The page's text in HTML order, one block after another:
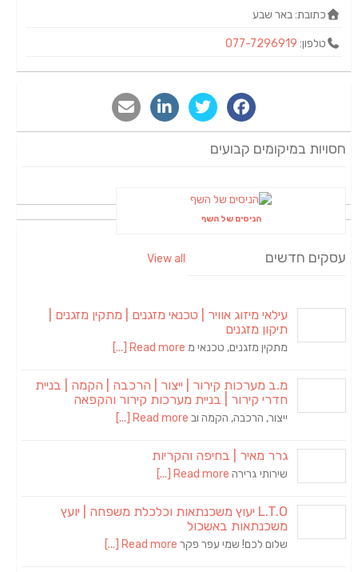
כתובת:באר שבע
טלפון: 077-7296919
חסויות במיקומים קבועים
הניסים של השף
עסקים חדשים View all
עילאי מיזוג אוויר | טכנאי מזגנים | מתקין מזגנים |
תיקון מזגנים
מתקין מזגנים, טכנאי מ Read more [...]
מ.ב מערכות קירור | ייצור | הרכבה | הקמה | בניית
חדרי קירור | בניית מערכות קירור והקפאה
ייצור, הרכבה, הקמה וב Read more [...]
גרר מאיר | בחיפה והקריות
שירותי גרירה Read more [...]
L.T.O יעוץ משכנתאות וכלכלת משפחה | יועץ
משכנתאות באשכול
שלום לכם! שמי עפר פקר Read more [...]